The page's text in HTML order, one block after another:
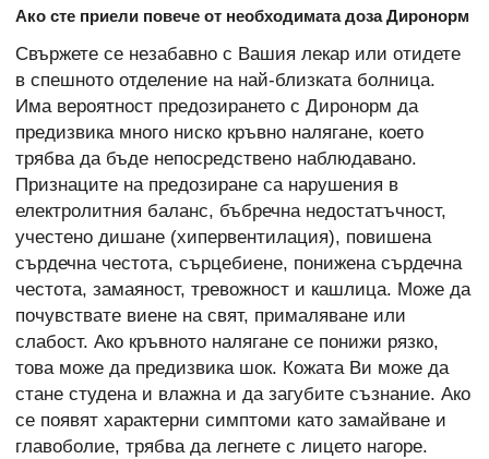
Ако сте приели повече от необходимата доза Диронорм
Свържете се незабавно с Вашия лекар или отидете
в спешното отделение на най-близката болница.
Има вероятност предозирането с Диронорм да
предизвика много ниско кръвно налягане, което
трябва да бъде непосредствено наблюдавано.
Признаците на предозиране са нарушения в
електролитния баланс, бъбречна недостатъчност,
учестено дишане (хипервентилация), повишена
сърдечна честота, сърцебиене, понижена сърдечна
честота, замаяност, тревожност и кашлица. Може да
почувствате виене на свят, прималяване или
слабост. Ако кръвното налягане се понижи рязко,
това може да предизвика шок. Кожата Ви може да
стане студена и влажна и да загубите съзнание. Ако
се появят характерни симптоми като замайване и
главоболие, трябва да легнете с лицето нагоре.